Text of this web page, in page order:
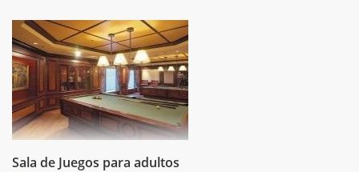
Sala de Juegos para adultos